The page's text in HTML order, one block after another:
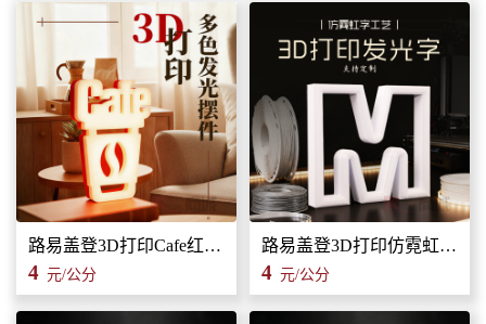
路易盖登3D打印Cafe红白发光装饰灯广告招牌发光字装饰标识
4 元/公分
路易盖登3D打印仿霓虹字工艺发光字广告招牌标牌标识
4 元/公分